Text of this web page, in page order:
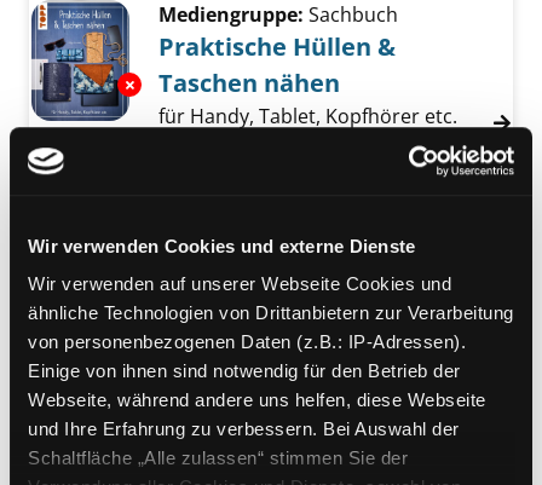
Wir verwenden Cookies und externe Dienste
Wir verwenden auf unserer Webseite Cookies und
ähnliche Technologien von Drittanbietern zur Verarbeitung
von personenbezogenen Daten (z.B.: IP-Adressen).
Einige von ihnen sind notwendig für den Betrieb der
Webseite, während andere uns helfen, diese Webseite
und Ihre Erfahrung zu verbessern. Bei Auswahl der
Schaltfläche „Alle zulassen“ stimmen Sie der
Exemplar-Details von Praktische Hüllen &
Mediengruppe: Sachbuch
Praktische Hüllen &
Taschen nähen
für Handy, Tablet, Kopfhörer etc.
Suche nach
Exemplar-Details von Nähen mit Walkstoffen
Mediengruppe:Sachbuch
Nähen mit Walkstoffen
für Kids : Baby- und Kinder-Kleidung
in Größe 50-104 : mit 2
Schnittmusterbogen
Verfasser:JULESNaht, Lage;Bittrich,
LeonieSuche nach diesem Verfasser